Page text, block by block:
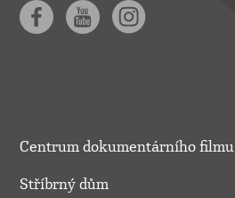
Centrum dokumentárního filmu
Stříbrný dům